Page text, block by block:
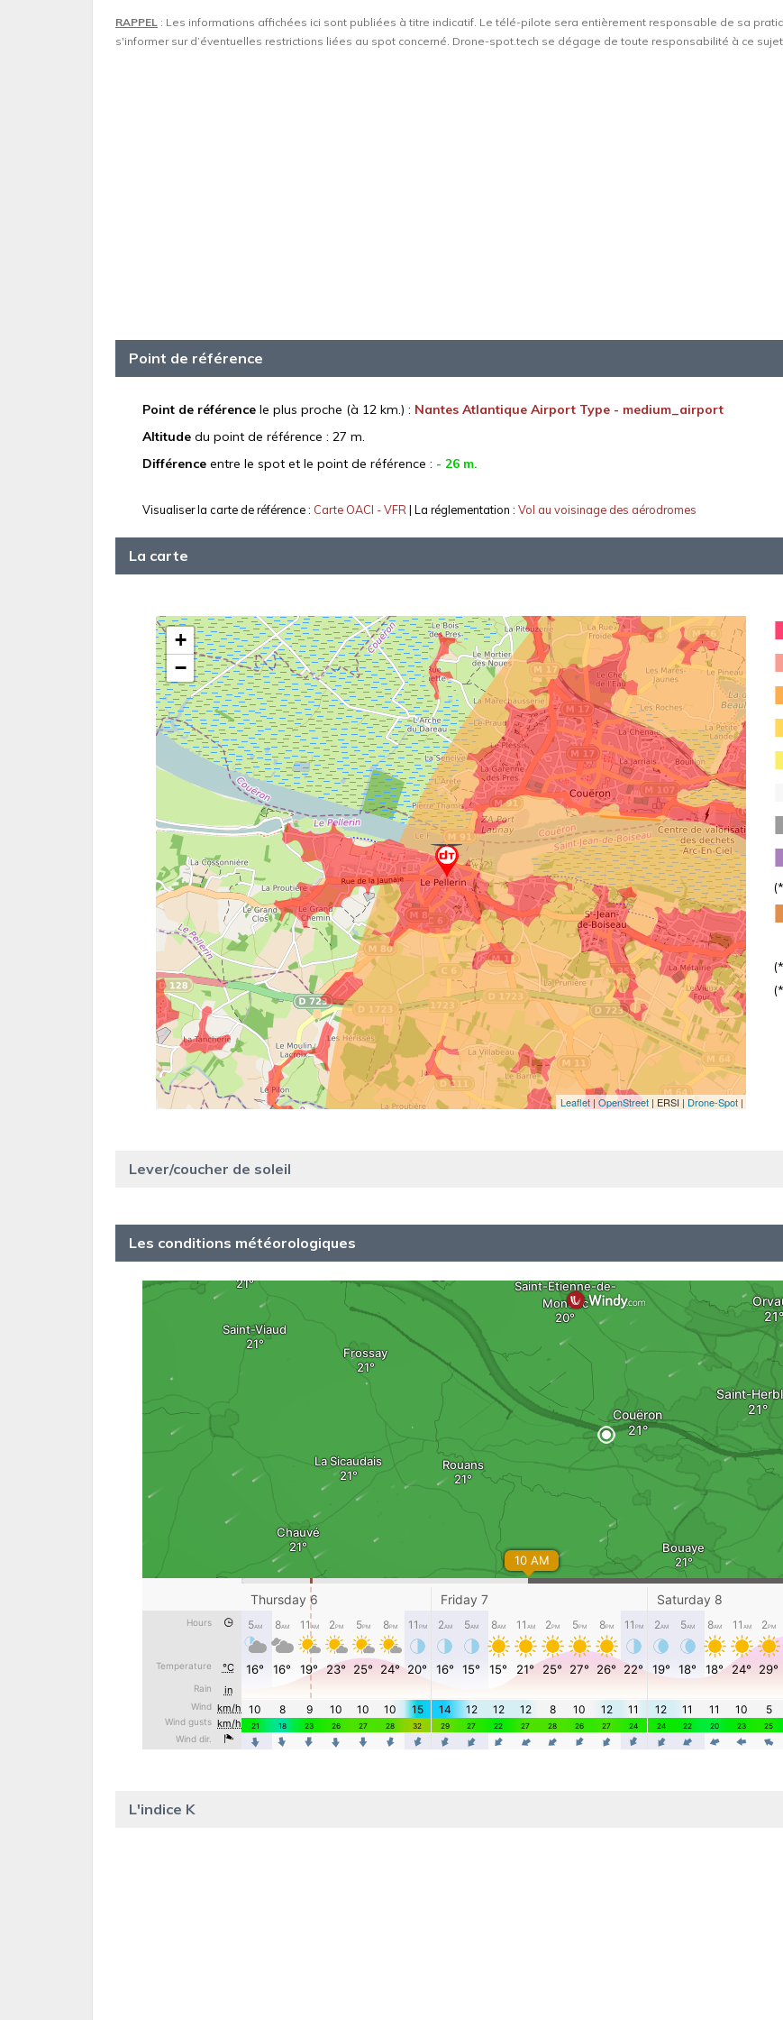
RAPPEL : Les informations affichées ici sont publiées à titre indicatif. Le télé-pilote sera entièrement responsable de sa
s'informer sur d’éventuelles restrictions liées au spot concerné. Drone-spot.tech se dégage de toute responsabilité à ce
Point de référence
Point de référence le plus proche (à 12 km.) : Nantes Atlantique Airport Type - medium_airport
Altitude du point de référence : 27 m.
Différence entre le spot et le point de référence : - 26 m.
Visualiser la carte de référence : Carte OACI - VFR| La réglementation : Vol au voisinage des aérodromes
La carte
Lever/coucher de soleil
Les conditions météorologiques
L'indice K